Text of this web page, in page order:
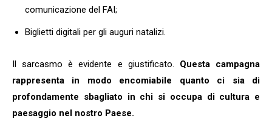
comunicazione del FAI;
Biglietti digitali per gli auguri natalizi.
Il sarcasmo è evidente e giustificato. Questa campagna
rappresenta in modo encomiabile quanto ci sia di
profondamente sbagliato in chi si occupa di cultura e
paesaggio nel nostro Paese.